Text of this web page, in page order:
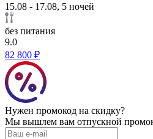
15.08 - 17.08, 5 ночей
без питания
9.0
82 800 ₽
Нужен промокод на скидку?
Мы вышлем вам отпускной